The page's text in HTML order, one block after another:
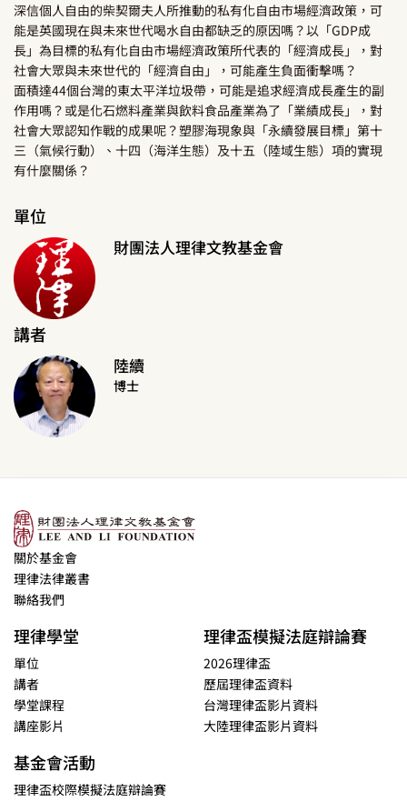
深信個人自由的柴契爾夫人所推動的私有化自由市場經濟政策，可
能是英國現在與未來世代喝水自由都缺乏的原因嗎？以「GDP成
長」為目標的私有化自由市場經濟政策所代表的「經濟成長」，對
社會大眾與未來世代的「經濟自由」，可能產生負面衝擊嗎？
面積達44個台灣的東太平洋垃圾帶，可能是追求經濟成長產生的副
作用嗎？或是化石燃料產業與飲料食品產業為了「業績成長」，對
社會大眾認知作戰的成果呢？塑膠海現象與「永續發展目標」第十
三（氣候行動）、十四（海洋生態）及十五（陸域生態）項的實現
有什麼關係？
單位
財團法人理律文教基金會
講者
陸續
博士
關於基金會
理律法律叢書
聯絡我們
理律學堂
單位
講者
學堂課程
講座影片
理律盃模擬法庭辯論賽
2026理律盃
歷屆理律盃資料
台灣理律盃影片資料
大陸理律盃影片資料
基金會活動
理律盃校際模擬法庭辯論賽